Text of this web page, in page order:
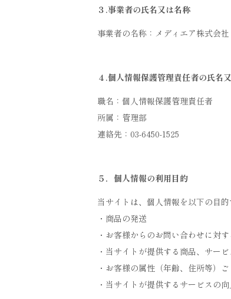
３.事業者の氏名又は名称
事業者の名称：メディエア株式会社
４.個人情報保護管理責任者の氏名
職名：個人情報保護管理責任者
所属：管理部
連絡先：03-6450-1525
５．個人情報の利用目的
当サイトは、個人情報を以下の目的
・商品の発送
・お客様からのお問い合わせに対
・当サイトが提供する商品、サー
・お客様の属性（年齢、住所等）
・当サイトが提供するサービスの